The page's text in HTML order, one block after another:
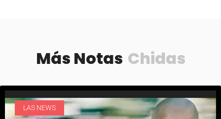
Más Notas Chidas
LAS NEWS